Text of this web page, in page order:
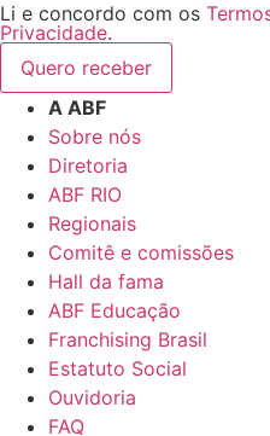
Li e concordo com os
Privacidade.
Quero receber
A ABF
Sobre nós
Diretoria
ABF RIO
Regionais
Comitê e comissões
Hall da fama
ABF Educação
Franchising Brasil
Estatuto Social
Ouvidoria
FAQ